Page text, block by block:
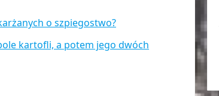
o szpiegostwo?
kartofli, a potem jego dwóch